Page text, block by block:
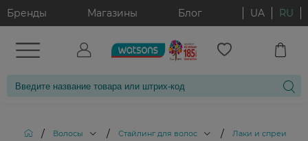
Бренды Магазины Блог UA RU
/ Волосы / Стайлинг для волос / Лаки и спреи для